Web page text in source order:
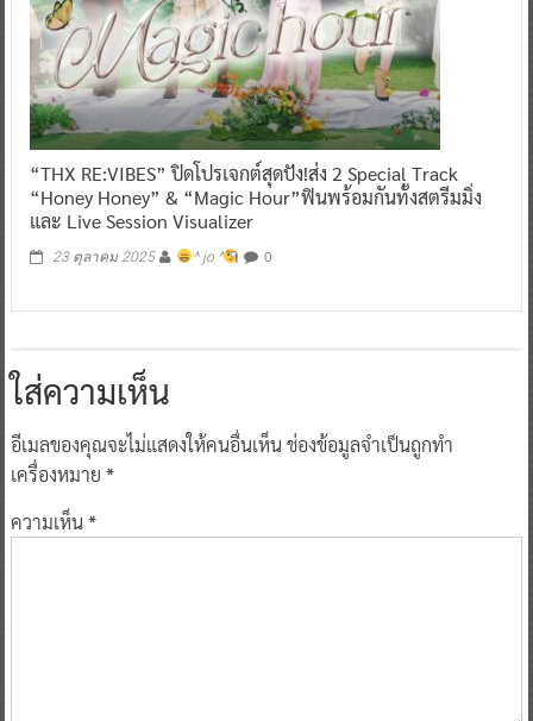
“THX RE:VIBES” ปิดโปรเจกต์สุดปัง!ส่ง 2 Special Track
“Honey Honey” & “Magic Hour”ฟินพร้อมกันทั้งสตรีมมิ่ง
และ Live Session Visualizer
23 ตุลาคม 2025 ^ jo ^ 0
ใส่ความเห็น
อีเมลของคุณจะไม่แสดงให้คนอื่นเห็นช่องข้อมูลจำเป็นถูกทำ
เครื่องหมาย *
ความเห็น*